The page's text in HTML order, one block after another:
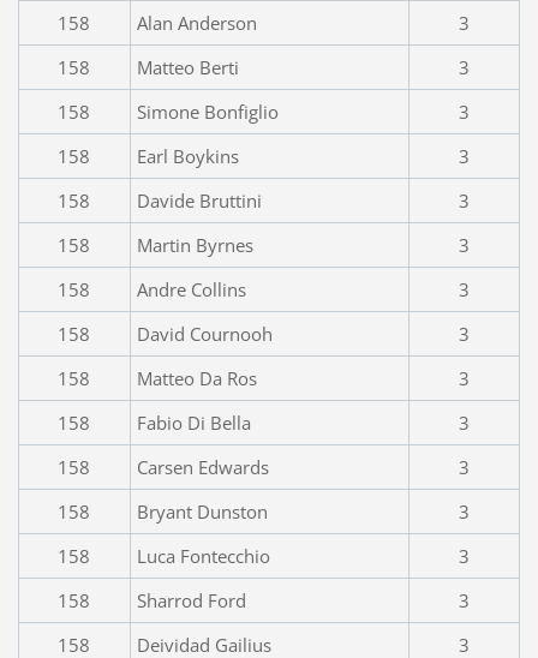
158
Alan Anderson
3
158
Matteo Berti
3
158
Simone Bonfiglio
3
158
Earl Boykins
3
158
Davide Bruttini
3
158
Martin Byrnes
3
158
Andre Collins
3
158
David Cournooh
3
158
Matteo Da Ros
3
158
Fabio Di Bella
3
158
Carsen Edwards
3
158
Bryant Dunston
3
158
Luca Fontecchio
3
158
Sharrod Ford
3
158
Deividad Gailius
3